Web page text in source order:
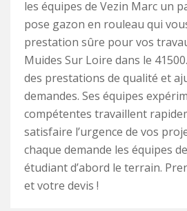
les équipes de Vezin Marc un
pose gazon en rouleau qui
prestation sûre pour vos
Muides Sur Loire dans le
des prestations de qualité et
demandes. Ses équipes
compétentes travaillent
satisfaire l’urgence de vos
chaque demande les équipes
étudiant d’abord le terrain.
et votre devis !